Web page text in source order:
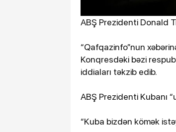
ABŞ Prezidenti Donald
“Qafqazinfo”nun
Konqresdəki bəzi
iddiaları təkzib edib.
ABŞ Prezidenti Kubanı
“Kuba bizdən kömək